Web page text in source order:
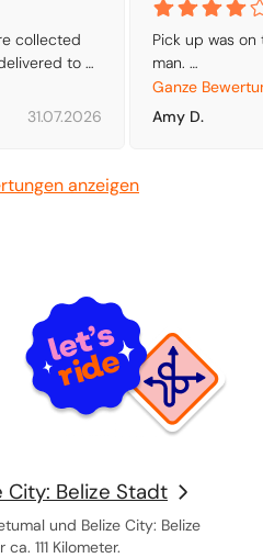
collected
to
middle
31.07.2026
Pick up was on
man.
We then had
so at times we
Got us there,
Ganze
Amy D.
anzeigen
City: Belize Stadt
und Belize City: Belize
111 Kilometer.